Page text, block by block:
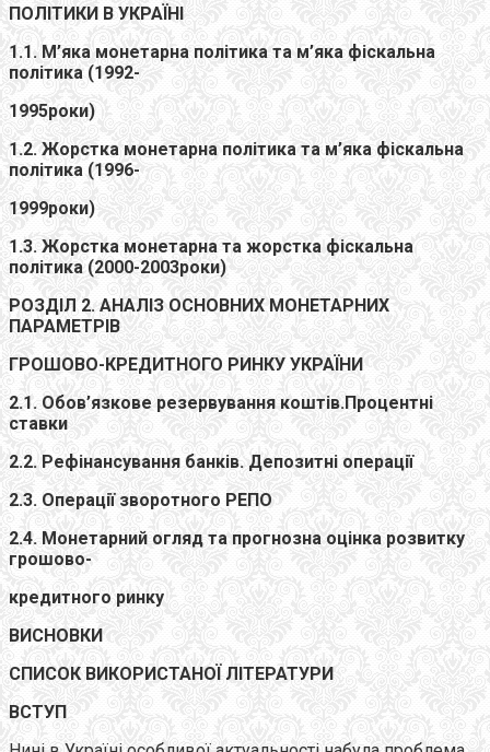
ПОЛІТИКИ В УКРАЇНІ
1.1. М’яка монетарна політика та м’яка фіскальна
політика (1992-
1995роки)
1.2. Жорстка монетарна політика та м’яка фіскальна
політика (1996-
1999роки)
1.3. Жорстка монетарна та жорстка фіскальна
політика (2000-2003роки)
РОЗДІЛ 2. АНАЛІЗ ОСНОВНИХ МОНЕТАРНИХ
ПАРАМЕТРІВ
ГРОШОВО-КРЕДИТНОГО РИНКУ УКРАЇНИ
2.1. Обов’язкове резервування коштів.Процентні
ставки
2.2. Рефінансування банків. Депозитні операції
2.3. Операції зворотного РЕПО
2.4. Монетарний огляд та прогнозна оцінка розвитку
грошово-
кредитного ринку
ВИСНОВКИ
СПИСОК ВИКОРИСТАНОЇ ЛІТЕРАТУРИ
ВСТУП